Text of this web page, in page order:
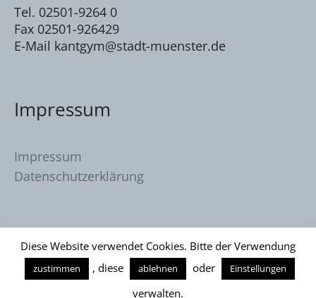
Tel. 02501-9264 0
Fax 02501-926429
E-Mail kantgym@stadt-muenster.de
Impressum
Impressum
Datenschutzerklärung
Datenschutzerklärung/ Immanuel Kant
Diese Website verwendet Cookies. Bitte der Verwendung
zustimmen , diese ablehnen oder Einstellungen
verwalten.